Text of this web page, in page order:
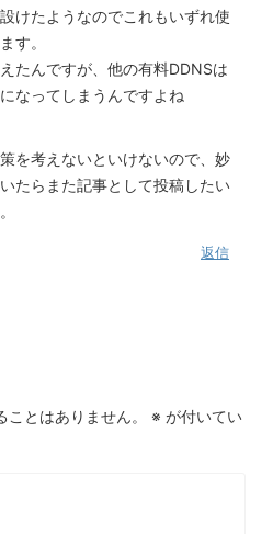
けたようなのでこれもいずれ使
す。
たんですが、他の有料DDNSは
なってしまうんですよね
を考えないといけないので、妙
たらまた記事として投稿したい
返信
とはありません。 ※ が付いてい